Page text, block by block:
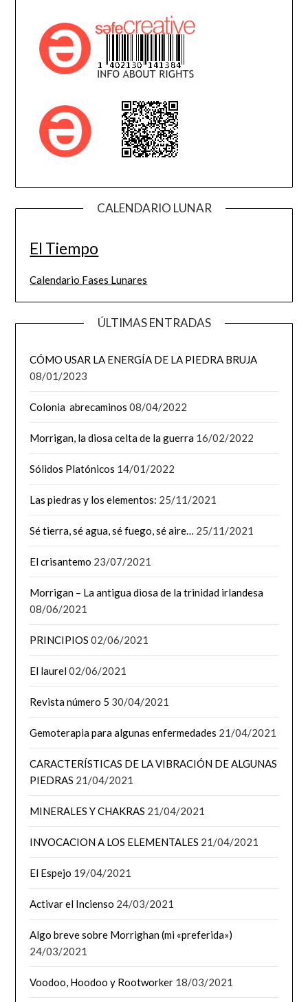
CALENDARIO LUNAR
El Tiempo
Calendario Fases Lunares
ÚLTIMAS ENTRADAS
CÓMO USAR LA ENERGÍA DE LA PIEDRA BRUJA
08/01/2023
Colonia abrecaminos 08/04/2022
Morrigan, la diosa celta de la guerra 16/02/2022
Sólidos Platónicos 14/01/2022
Las piedras y los elementos: 25/11/2021
Sé tierra, sé agua, sé fuego, sé aire… 25/11/2021
El crisantemo 23/07/2021
Morrigan – La antigua diosa de la trinidad irlandesa
08/06/2021
PRINCIPIOS 02/06/2021
El laurel02/06/2021
Revista número 5 30/04/2021
Gemoterapia para algunas enfermedades 21/04/2021
CARACTERÍSTICAS DE LA VIBRACIÓN DE ALGUNAS
PIEDRAS 21/04/2021
MINERALES Y CHAKRAS 21/04/2021
INVOCACION A LOS ELEMENTALES 21/04/2021
El Espejo 19/04/2021
Activar el Incienso 24/03/2021
Algo breve sobre Morrighan (mi «preferida»)
24/03/2021
Voodoo, Hoodoo y Rootworker 18/03/2021